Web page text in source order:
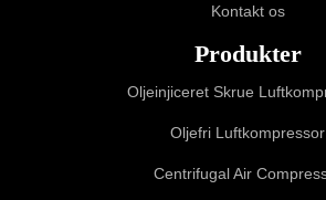
Kontakt os
Produkter
Oljeinjiceret Skrue
Oljefri Luftkompressor
Centrifugal Air